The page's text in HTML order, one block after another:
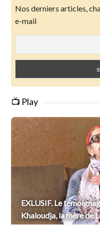
Nos derniers articles,
e-mail
📺 Play
EXLUSIF. Le
Khaloudja, la mère de